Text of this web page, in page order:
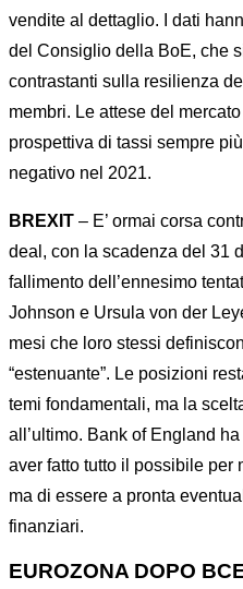
vendite al dettaglio. I dati
del Consiglio della BoE, che
contrastanti sulla resilienza
membri. Le attese del
prospettiva di tassi sempre
negativo nel 2021.
BREXIT – E’ ormai corsa
deal, con la scadenza del 31
fallimento dell’ennesimo
Johnson e Ursula von der
mesi che loro stessi
“estenuante”. Le posizioni
temi fondamentali, ma la
all’ultimo. Bank of England
aver fatto tutto il possibile per
ma di essere a pronta
finanziari.
EUROZONA DOPO